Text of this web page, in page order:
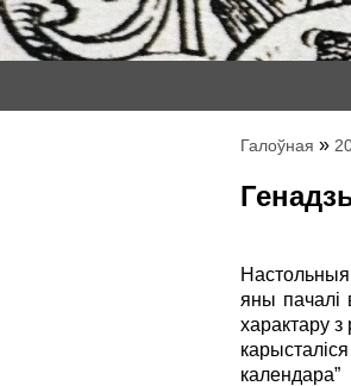
Галоўная »
яны пачалі
характару з
календара”